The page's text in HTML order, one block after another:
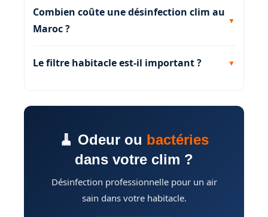
Combien coûte une désinfection clim au
Maroc ?
Le filtre habitacle est-il important ?
🧹 Odeur ou bactéries
dans votre clim ?
Désinfection professionnelle pour un air
sain dans votre habitacle.